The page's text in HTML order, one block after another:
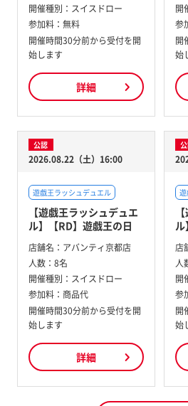
開催種別： スイスドロー
参加料： 無料
開催時間30分前から受付を開
始します
詳細
開
参
開
始
公認
2026.08.22（土）16:00
遊戯王ラッシュデュエル
【遊戯王ラッシュデュエ
ル】【RD】遊戯王の日
店舗名： アバンティ京都店
人数： 8名
開催種別： スイスドロー
参加料： 商品代
開催時間30分前から受付を開
始します
詳細
店
人
開
参
開
始